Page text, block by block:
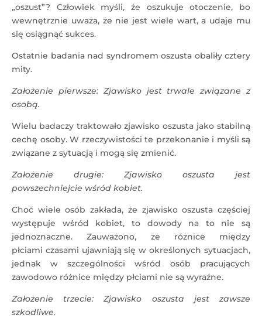
„oszust”? Człowiek myśli, że oszukuje otoczenie, bo
wewnętrznie uważa, że nie jest wiele wart, a udaje mu
się osiągnąć sukces.
Ostatnie badania nad syndromem oszusta obaliły cztery
mity.
Założenie pierwsze: Zjawisko jest trwale związane z
osobą.
Wielu badaczy traktowało zjawisko oszusta jako stabilną
cechę osoby. W rzeczywistości te przekonanie i myśli są
związane z sytuacją i mogą się zmienić.
Założenie drugie: Zjawisko oszusta jest
powszechniejcie wśród kobiet.
Choć wiele osób zakłada, że zjawisko oszusta częściej
występuje wśród kobiet, to dowody na to nie są
jednoznaczne. Zauważono, że różnice między
płciami czasami ujawniają się w określonych sytuacjach,
jednak w szczególności wśród osób pracujących
zawodowo różnice między płciami nie są wyraźne.
Założenie trzecie: Zjawisko oszusta jest zawsze
szkodliwe.